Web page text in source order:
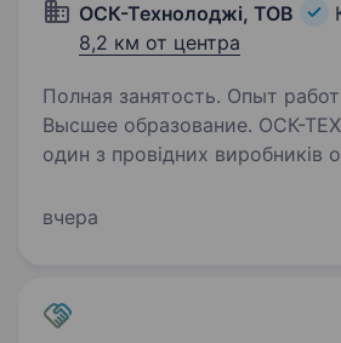
ОСК-Технолоджі, ТОВ
8,2 км от центра
Полная занятость. Опыт
Высшее образование. ОСК-ТЕХНОЛОДЖІ —
один з провідних виробників
гірничодобувної,
вчера